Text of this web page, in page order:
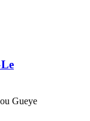
Gueye